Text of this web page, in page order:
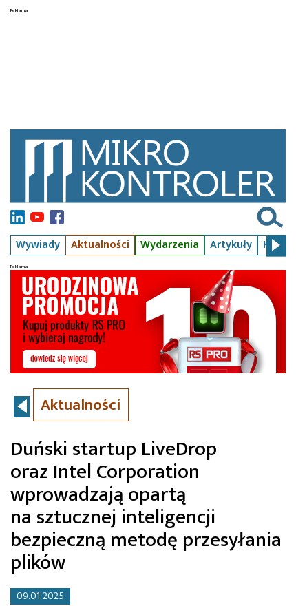
Wywiady Aktualności Wydarzenia Artykuły Kursy
Aktualności
Duński startup LiveDrop
oraz Intel Corporation
wprowadzają opartą
na sztucznej inteligencji
bezpieczną metodę przesyłania
plików
09.01.2025